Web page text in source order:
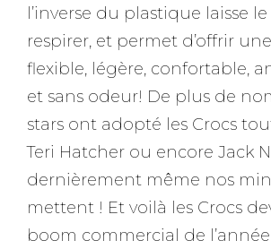
l’inverse du plastique laisse
respirer, et permet d’offrir
flexible, légère, confortable,
et sans odeur! De plus de
stars ont adopté les Crocs
Teri Hatcher ou encore Jack
dernièrement même nos
mettent ! Et voilà les Crocs
boom commercial de l’année